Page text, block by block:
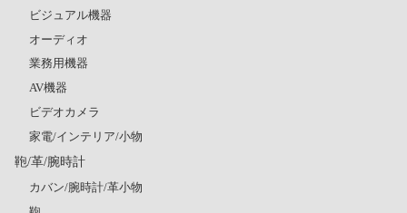
ビジュアル機器
オーディオ
業務用機器
AV機器
ビデオカメラ
家電/インテリア/小物
鞄/革/腕時計
カバン/腕時計/革小物